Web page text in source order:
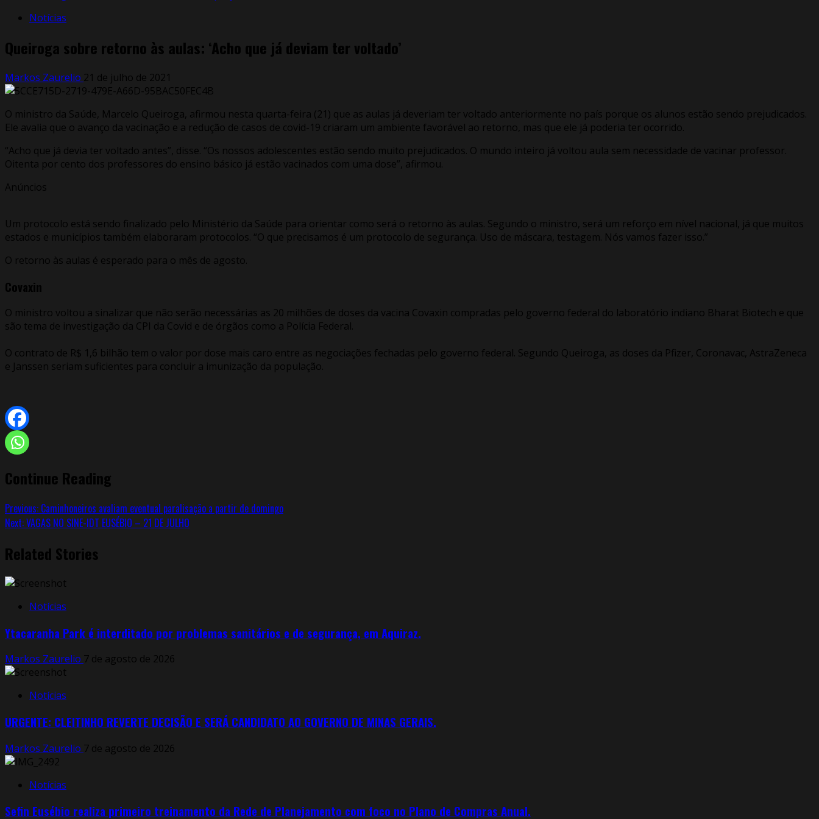
Notícias
Queiroga sobre retorno às aulas: ‘Acho que já deviam ter voltado’
Markos Zaurelio 21 de julho de 2021
O ministro da Saúde, Marcelo Queiroga, afirmou nesta quarta-feira (21) que as aulas já deveriam ter voltado anteriormente no país porque os alunos estão sendo prejudicados.
Ele avalia que o avanço da vacinação e a redução de casos de covid-19 criaram um ambiente favorável ao retorno, mas que ele já poderia ter ocorrido.
“Acho que já devia ter voltado antes”, disse. “Os nossos adolescentes estão sendo muito prejudicados. O mundo inteiro já voltou aula sem necessidade de vacinar professor.
Oitenta por cento dos professores do ensino básico já estão vacinados com uma dose”, afirmou.
Anúncios
Um protocolo está sendo finalizado pelo Ministério da Saúde para orientar como será o retorno às aulas. Segundo o ministro, será um reforço em nível nacional, já que muitos
estados e municípios também elaboraram protocolos. “O que precisamos é um protocolo de segurança. Uso de máscara, testagem. Nós vamos fazer isso.”
O retorno às aulas é esperado para o mês de agosto.
Covaxin
O ministro voltou a sinalizar que não serão necessárias as 20 milhões de doses da vacina Covaxin compradas pelo governo federal do laboratório indiano Bharat Biotech e que
são tema de investigação da CPI da Covid e de órgãos como a Polícia Federal.
O contrato de R$ 1,6 bilhão tem o valor por dose mais caro entre as negociações fechadas pelo governo federal. Segundo Queiroga, as doses da Pfizer, Coronavac, AstraZeneca
e Janssen seriam suficientes para concluir a imunização da população.
Continue Reading
Previous: Caminhoneiros avaliam eventual paralisação a partir de domingo
Next:VAGAS NO SINE-IDT EUSÉBIO – 21 DE JULHO
Related Stories
Notícias
Ytacaranha Park é interditado por problemas sanitários e de segurança, em Aquiraz.
Markos Zaurelio 7 de agosto de 2026
Notícias
URGENTE: CLEITINHO REVERTE DECISÃO E SERÁ CANDIDATO AO GOVERNO DE MINAS GERAIS.
Markos Zaurelio 7 de agosto de 2026
Notícias
Sefin Eusébio realiza primeiro treinamento da Rede de Planejamento com foco no Plano de Compras Anual.